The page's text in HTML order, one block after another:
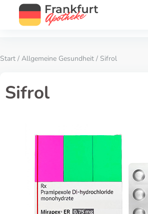
Start / Allgemeine Gesundheit / Sifrol
Sifrol